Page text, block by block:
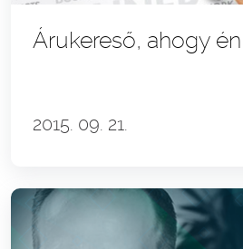
Árukereső, ahogy
2015. 09. 21.